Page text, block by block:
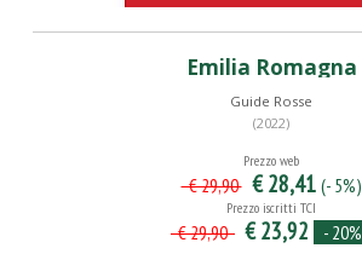
Emilia Romagna
Guide Rosse
(2022)
Prezzo web
€ 29,90 € 28,41 (- 5%)
Prezzo iscritti TCI
€ 29,90 € 23,92 - 20%